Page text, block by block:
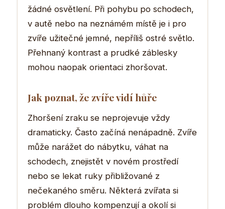
žádné osvětlení. Při pohybu po schodech,
v autě nebo na neznámém místě je i pro
zvíře užitečné jemné, nepříliš ostré světlo.
Přehnaný kontrast a prudké záblesky
mohou naopak orientaci zhoršovat.
Jak poznat, že zvíře vidí hůře
Zhoršení zraku se neprojevuje vždy
dramaticky. Často začíná nenápadně. Zvíře
může narážet do nábytku, váhat na
schodech, znejistět v novém prostředí
nebo se lekat ruky přibližované z
nečekaného směru. Některá zvířata si
problém dlouho kompenzují a okolí si